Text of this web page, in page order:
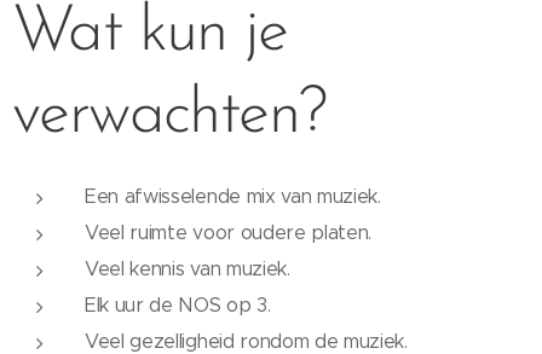
Wat kun je
verwachten?
Een afwisselende mix van muziek.
Veel ruimte voor oudere platen.
Veel kennis van muziek.
Elk uur de NOS op 3.
Veel gezelligheid rondom de muziek.